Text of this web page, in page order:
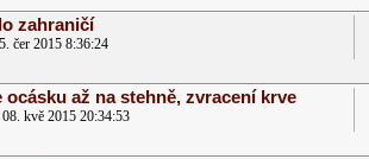
zahraničí
čer 2015 8:36:24
ocásku až na stehně, zvracení krve
kvě 2015 20:34:53